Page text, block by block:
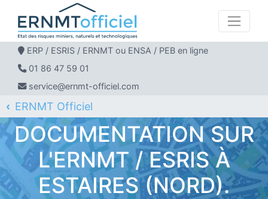
ERP / ESRIS / ERNMT ou ENSA / PEB en ligne
01 86 47 59 01
service@ernmt-officiel.com
ERNMT Officiel
ERP / ESRIS / ERNMT pour ESTAIRES
DOCUMENTATION SUR
L'ERNMT / ESRIS À
ESTAIRES (NORD).